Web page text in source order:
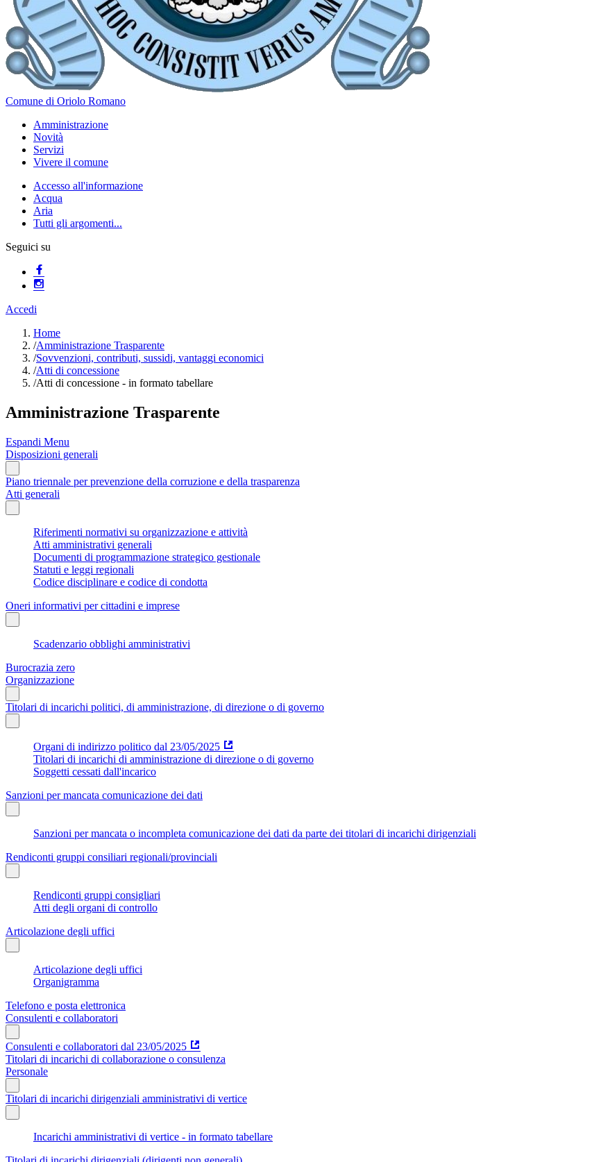
Comune di Oriolo Romano
Amministrazione
Novità
Servizi
Vivere il comune
Accesso all'informazione
Acqua
Aria
Tutti gli argomenti...
Seguici su
Accedi
Home
/Amministrazione Trasparente
/Sovvenzioni, contributi, sussidi, vantaggi economici
/Atti di concessione
/Atti di concessione - in formato tabellare
Amministrazione Trasparente
Espandi Menu
Disposizioni generali
Piano triennale per prevenzione della corruzione e della trasparenza
Atti generali
Riferimenti normativi su organizzazione e attività
Atti amministrativi generali
Documenti di programmazione strategico gestionale
Statuti e leggi regionali
Codice disciplinare e codice di condotta
Oneri informativi per cittadini e imprese
Scadenzario obblighi amministrativi
Burocrazia zero
Organizzazione
Titolari di incarichi politici, di amministrazione, di direzione o di governo
Organi di indirizzo politico dal 23/05/2025
Titolari di incarichi di amministrazione di direzione o di governo
Soggetti cessati dall'incarico
Sanzioni per mancata comunicazione dei dati
Sanzioni per mancata o incompleta comunicazione dei dati da parte dei titolari di incarichi dirigenziali
Rendiconti gruppi consiliari regionali/provinciali
Rendiconti gruppi consigliari
Atti degli organi di controllo
Articolazione degli uffici
Articolazione degli uffici
Organigramma
Telefono e posta elettronica
Consulenti e collaboratori
Consulenti e collaboratori dal 23/05/2025
Titolari di incarichi di collaborazione o consulenza
Personale
Titolari di incarichi dirigenziali amministrativi di vertice
Incarichi amministrativi di vertice - in formato tabellare